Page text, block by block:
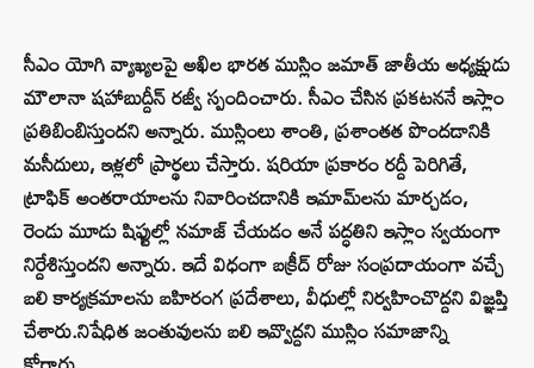
సీఎం యోగి వ్యాఖ్యలపై అఖిల భారత ముస్లిం జమాత్ జాతీయ అధ్యక్షుడు
మౌలానా షహాబుద్దీన్ రజ్వీ స్పందించారు. సీఎం చేసిన ప్రకటననే ఇస్లాం
ప్రతిబింబిస్తుందని అన్నారు. ముస్లింలు శాంతి, ప్రశాంతత పొందడానికి
మసీదులు, ఇళ్లలో ప్రార్థలు చేస్తారు. షరియా ప్రకారం రద్దీ పెరిగితే,
ట్రాఫిక్ అంతరాయాలను నివారించడానికి ఇమామ్‌లను మార్చడం,
రెండు మూడు షిఫ్టుల్లో నమాజ్ చేయడం అనే పద్ధతిని ఇస్లాం స్వయంగా
నిర్దేశిస్తుందని అన్నారు. ఇదే విధంగా బక్రీద్ రోజు సంప్రదాయంగా వచ్చే
బలి కార్యక్రమాలను బహిరంగ ప్రదేశాలు, వీధుల్లో నిర్వహించొద్దని విజ్ఞప్తి
చేశారు.నిషేధిత జంతువులను బలి ఇవ్వొద్దని ముస్లిం సమాజాన్ని